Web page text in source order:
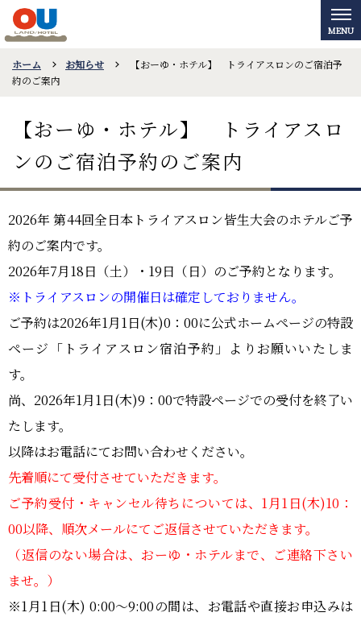
おーゆ・ランド
0859-31-2666
おーゆ・ホテル
call0859-31-3333
ホーム お知らせ
【おーゆ・ホテル】 トライアスロンのご宿泊予
約のご案内
【おーゆ・ホテル】 トライアスロ
ンのご宿泊予約のご案内
2026年 第44回全日本トライアスロン皆生大会のホテルご予
約のご案内です。
2026年7月18日（土）・19日（日）のご予約となります。
※トライアスロンの開催日は確定しておりません。
ご予約は2026年1月1日(木)0：00に公式ホームページの特設
ページ「トライアスロン宿泊予約」よりお願いいたしま
す。
尚、2026年1月1日(木)9：00で特設ページでの受付を終了い
たします。
以降はお電話にてお問い合わせください。
先着順にて受付させていただきます。
ご予約受付・キャンセル待ちについては、1月1日(木)10：
00以降、順次メールにてご返信させていただきます。
（返信のない場合は、おーゆ・ホテルまで、ご連絡下さい
ませ。）
※1月1日(木) 0:00～9:00の間は、お電話や直接お申込みは